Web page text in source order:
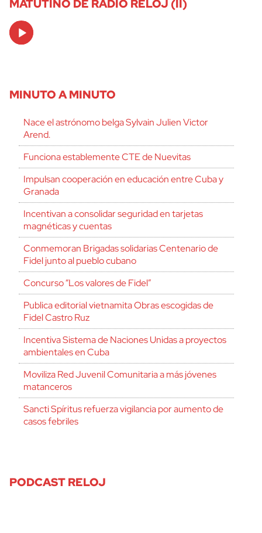
MATUTINO DE RADIO RELOJ (II)
Audio
Player
MINUTO A MINUTO
Nace el astrónomo belga Sylvain Julien Victor
Arend.
Funciona establemente CTE de Nuevitas
Impulsan cooperación en educación entre Cuba y
Granada
Incentivan a consolidar seguridad en tarjetas
magnéticas y cuentas
Conmemoran Brigadas solidarias Centenario de
Fidel junto al pueblo cubano
Concurso “Los valores de Fidel”
Publica editorial vietnamita Obras escogidas de
Fidel Castro Ruz
Incentiva Sistema de Naciones Unidas a proyectos
ambientales en Cuba
Moviliza Red Juvenil Comunitaria a más jóvenes
matanceros
Sancti Spíritus refuerza vigilancia por aumento de
casos febriles
PODCAST RELOJ